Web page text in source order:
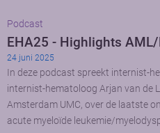
Podcast
EHA25 - Highlights AML/
24 juni 2025
In deze podcast spreekt internist-
internist-hematoloog Arjan van de
Amsterdam UMC, over de laatste
acute myeloïde leukemie/